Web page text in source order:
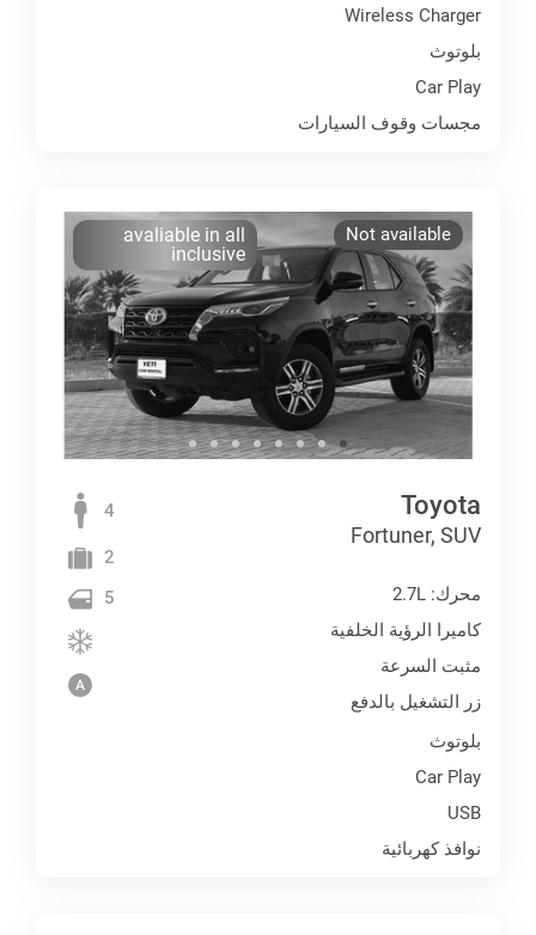
Wireless Charger
بلوتوث
Car Play
مجسات وقوف السيارات
Not available
avaliable in all
inclusive
Toyota
Fortuner, SUV
محرك: 2.7L
كاميرا الرؤية الخلفية
مثبت السرعة
زر التشغيل بالدفع
بلوتوث
Car Play
USB
نوافذ كهربائية
4
2
5